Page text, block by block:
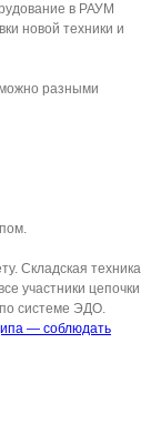
в РАУМ
новой техники и
разными
Складская техника
участники цепочки
системе ЭДО.
— соблюдать